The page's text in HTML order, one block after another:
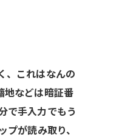
、これはなんの
地などは暗証番
で手入力でもう
が読み取り、